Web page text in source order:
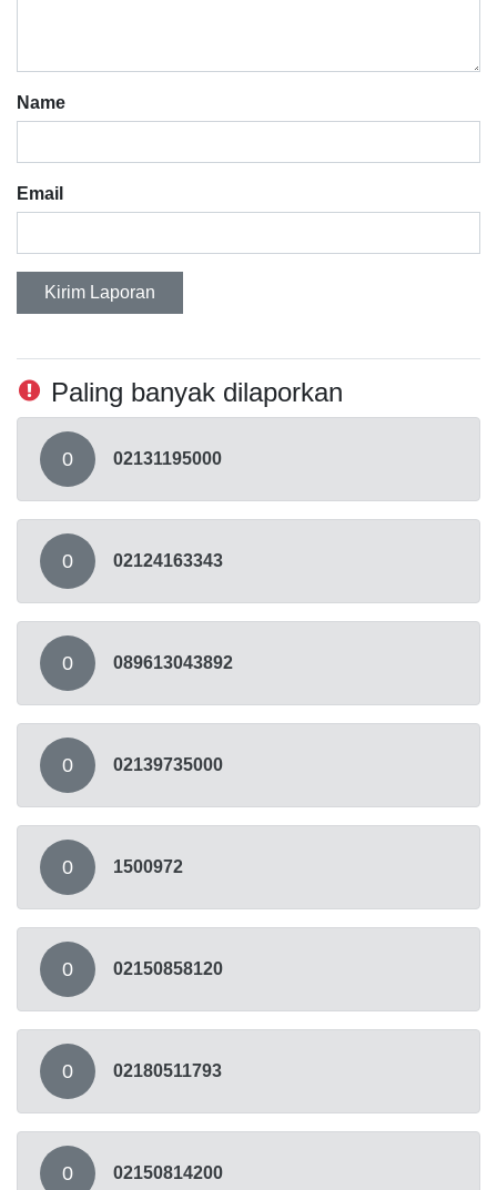
Name
Email
Kirim Laporan
Paling banyak dilaporkan
0 02131195000
0 02124163343
0 089613043892
0 02139735000
0 1500972
0 02150858120
0 02180511793
0 02150814200